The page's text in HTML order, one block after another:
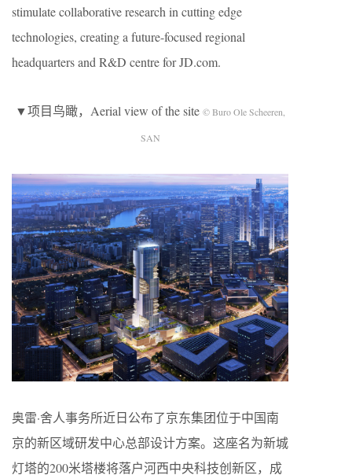
stimulate collaborative research in cutting edge
technologies, creating a future-focused regional
headquarters and R&D centre for JD.com.
▼项目鸟瞰，Aerial view of the site © Buro Ole Scheeren,
SAN
奥雷·舍人事务所近日公布了京东集团位于中国南
京的新区域研发中心总部设计方案。这座名为新城
灯塔的200米塔楼将落户河西中央科技创新区，成